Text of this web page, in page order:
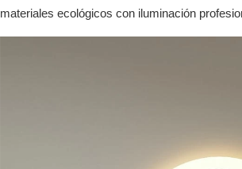
materiales ecológicos con iluminación